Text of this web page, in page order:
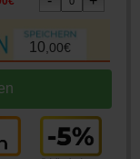
10,00€